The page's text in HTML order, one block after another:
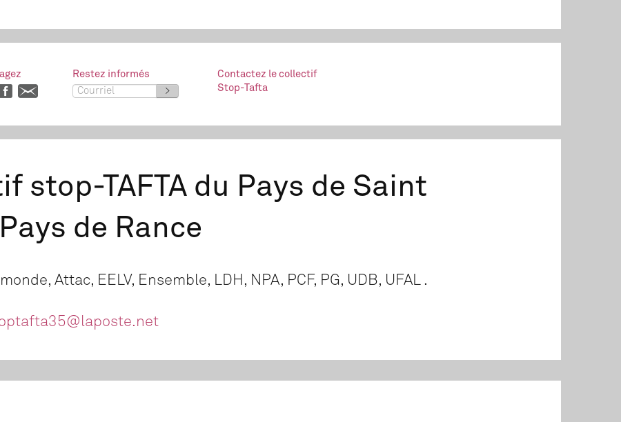
Restez informés
>
Contactez le collectif
Stop-Tafta
stop-TAFTA du Pays de Saint
de Rance
Attac, EELV, Ensemble, LDH, NPA, PCF, PG, UDB, UFAL .